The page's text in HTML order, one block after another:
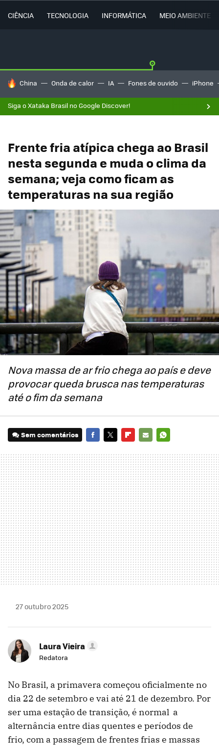
CIÊNCIA TECNOLOGIA INFORMÁTICA MEIO AMBIENTE
TENDÊNCIAS DO DIA
China Onda de calor IA Fones de ouvido iPhone
Siga o Xataka Brasil no Google Discover!
Frente fria atípica chega ao Brasil
nesta segunda e muda o clima da
semana; veja como ficam as
temperaturas na sua região
Nova massa de ar frio chega ao país e deve
provocar queda brusca nas temperaturas
até o fim da semana
Sem comentários
MAIL
27 outubro 2025
Laura Vieira
Redatora
No Brasil, a primavera começou oficialmente no
dia 22 de setembro e vai até 21 de dezembro. Por
ser uma estação de transição, é normal a
alternância entre dias quentes e períodos de
frio, com a passagem de frentes frias e massas